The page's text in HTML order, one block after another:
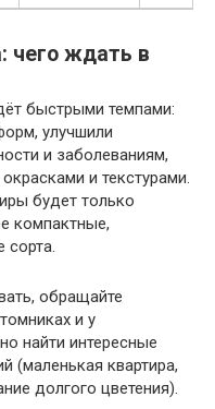
чего ждать в
быстрыми темпами:
улучшили
и заболеваниям,
и текстурами.
будет только
компактные,
сорта.
обращайте
и у
найти интересные
(маленькая квартира,
долгого цветения).